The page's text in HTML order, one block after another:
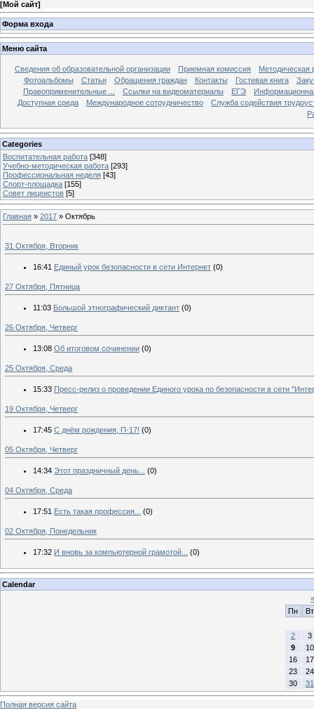
[Мой сайт]
Форма входа
Меню сайта
Сведения об образовательной организации Приемная комиссия
Методическая
Фотоальбомы
Статьи Обращения граждан Контакты Гостевая книга
Правоприменительные ...
Ссылки на видеоматериалы ЕГЭ
Доступная среда
Международное сотрудничество
Служба содействия
Categories
Воспитательная работа [348]
Учебно-методическая работа [293]
Профессиональная неделя [43]
Спорт-площадка [155]
Совет лицеистов [5]
Главная » 2017 » Октябрь
31 Октября, Вторник
16:41 Единый урок безопасности в сети Интернет (0)
27 Октября, Пятница
11:03 Большой этнографический диктант (0)
26 Октября, Четверг
13:08 Об итоговом сочинении (0)
25 Октября, Среда
15:33 Пресс-релиз о проведении Единого урока по безопасности в сети
19 Октября, Четверг
17:45 С днём рождения, П-17! (0)
05 Октября, Четверг
14:34 Этот праздничный день... (0)
04 Октября, Среда
17:51 Есть такая профессия... (0)
02 Октября, Понедельник
17:32 И вновь за компьютерной грамотой... (0)
Calendar
«
Пн
Вт
2
3
9
10
16
17
23
24
30
31
Полная версия сайта